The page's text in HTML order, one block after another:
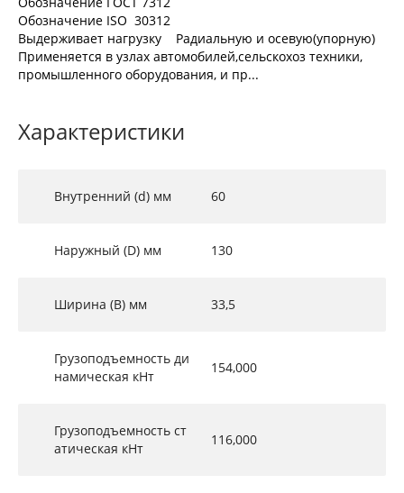
Обозначение ISO 30312
Выдерживает нагрузку Радиальную и осевую(упорную)
Применяется в узлах автомобилей,сельскохоз техники,
промышленного оборудования, и пр...
Характеристики
Внутренний (d) мм 60
Наружный (D) мм 130
Ширина (B) мм 33,5
Грузоподъемность ди
намическая кНт
154,000
Грузоподъемность ст
атическая кНт
116,000